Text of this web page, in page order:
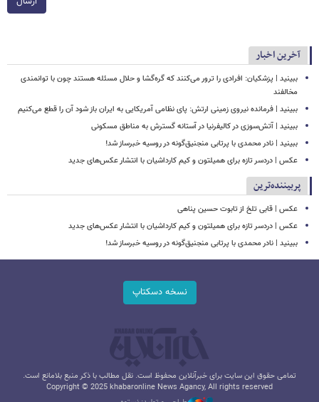
آخرین اخبار
ببینید | پزشکیان: افرادی را ترور می‌کنند که گره‌گشا و حلال مسئله هستند چون با توانمندی
مخالفند
ببینید | فرمانده نیروی زمینی ارتش: پای نظامی آمریکایی به ایران باز شود آن را قطع می‌کنیم
ببینید | آتش‌سوزی در کالیفرنیا در آستانه گسترش به مناطق مسکونی
ببینید | نادر محمدی با پرتابی منجنیق‌گونه در روسیه خبرساز شد!
عکس | دردسر تازه برای همیلتون و کیم کارداشیان با انتشار عکس‌های جدید
پربیننده‌ترین
عکس | قابی تلخ از تابوت حسین پناهی
عکس | دردسر تازه برای همیلتون و کیم کارداشیان با انتشار عکس‌های جدید
ببینید | نادر محمدی با پرتابی منجنیق‌گونه در روسیه خبرساز شد!
نسخه دسکتاپ
تمامی حقوق این سایت برای خبرآنلاین محفوظ است. نقل مطالب با ذکر منبع بلامانع است.
Copyright © 2025 khabaronline News Agancy, All rights reserved